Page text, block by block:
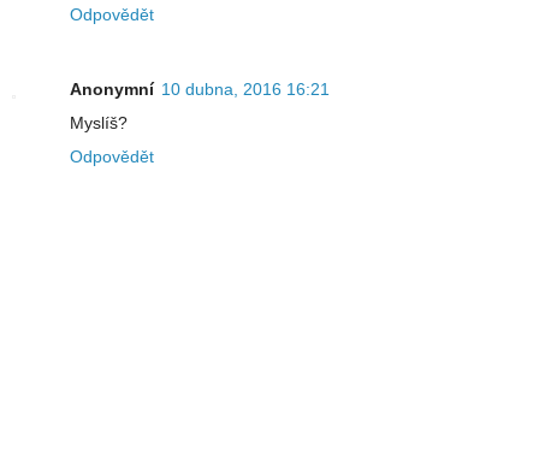
Odpovědět
Anonymní 10 dubna, 2016 16:21
Myslíš?
Odpovědět